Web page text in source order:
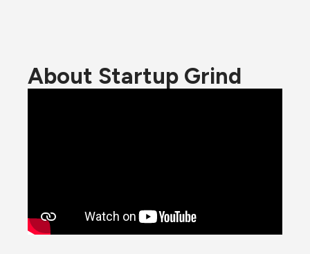
About Startup Grind